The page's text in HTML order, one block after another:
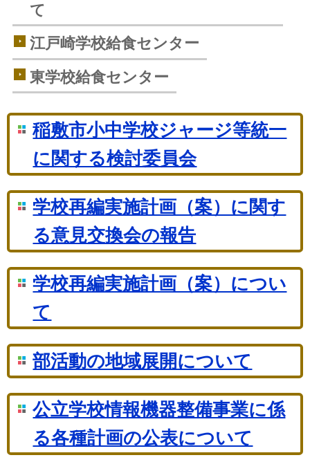
て
江戸崎学校給食センター
東学校給食センター
稲敷市小中学校ジャージ等統一
に関する検討委員会
学校再編実施計画（案）に関す
る意見交換会の報告
学校再編実施計画（案）につい
て
部活動の地域展開について
公立学校情報機器整備事業に係
る各種計画の公表について